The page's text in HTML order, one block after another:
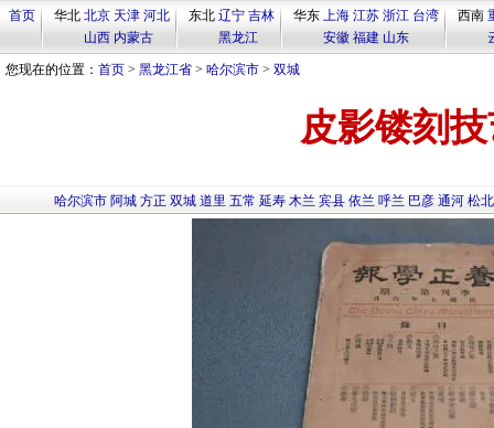
首页 华北 北京 天津 河北
山西 内蒙古
东北 辽宁 吉林
黑龙江
华东 上海 江苏 浙江 台湾
安徽 福建 山东
西南
您现在的位置： 首页 > 黑龙江省 > 哈尔滨市 > 双城
皮影镂刻
哈尔滨市 阿城 方正 双城 道里 五常 延寿 木兰 宾县 依兰 呼兰 巴彦 通河 松北